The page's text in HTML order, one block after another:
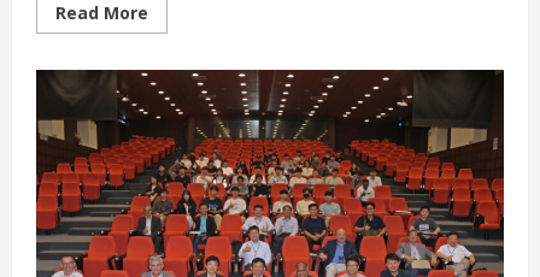
Read More
more
雄
便
當
盛
大
登
場！
Global
Mall
祭
限